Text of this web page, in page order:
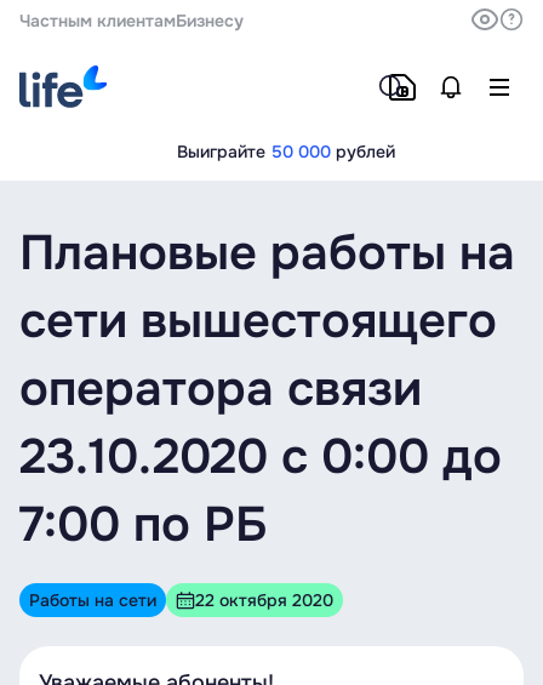
Частным клиентамБизнесу
Выиграйте 50 000 рублей
Плановые работы на
сети вышестоящего
оператора связи
23.10.2020 c 0:00 до
7:00 по РБ
Работы на сети 22 октября 2020